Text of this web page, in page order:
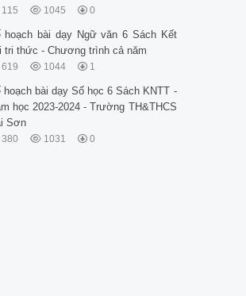
115 1045 0
hoạch bài dạy Ngữ văn 6 Sách Kết
tri thức - Chương trình cả năm
619 1044 1
hoạch bài dạy Số học 6 Sách KNTT -
học 2023-2024 - Trường TH&THCS
Sơn
380 1031 0